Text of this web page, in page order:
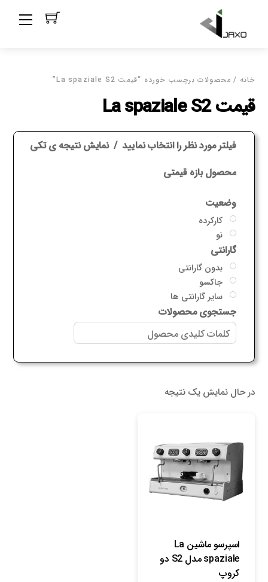
content
خانه / محصولات برچسب خورده “قیمت La spaziale S2”
قیمت La spaziale S2
فیلتر مورد نظر را انتخاب نمایید نمایش نتیجه ی تکی
محصول بازه قیمتی
وضعیت
کارکرده
نو
گارانتی
بدون گارانتی
جاکسو
سایر گارانتی ها
جستجوی محصولات
در حال نمایش یک نتیجه
اسپرسو ماشین La
spaziale مدل S2 دو
کروپ